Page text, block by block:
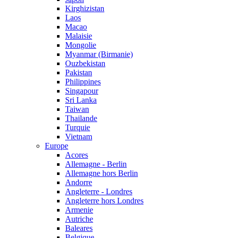
Kirghizistan
Laos
Macao
Malaisie
Mongolie
Myanmar (Birmanie)
Ouzbekistan
Pakistan
Philippines
Singapour
Sri Lanka
Taiwan
Thailande
Turquie
Vietnam
Europe
Acores
Allemagne - Berlin
Allemagne hors Berlin
Andorre
Angleterre - Londres
Angleterre hors Londres
Armenie
Autriche
Baleares